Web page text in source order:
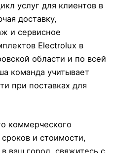
услуг для клиентов в
доставку,
и сервисное
Electrolux в
области и по всей
команда учитывает
при поставках для
коммерческого
и стоимости,